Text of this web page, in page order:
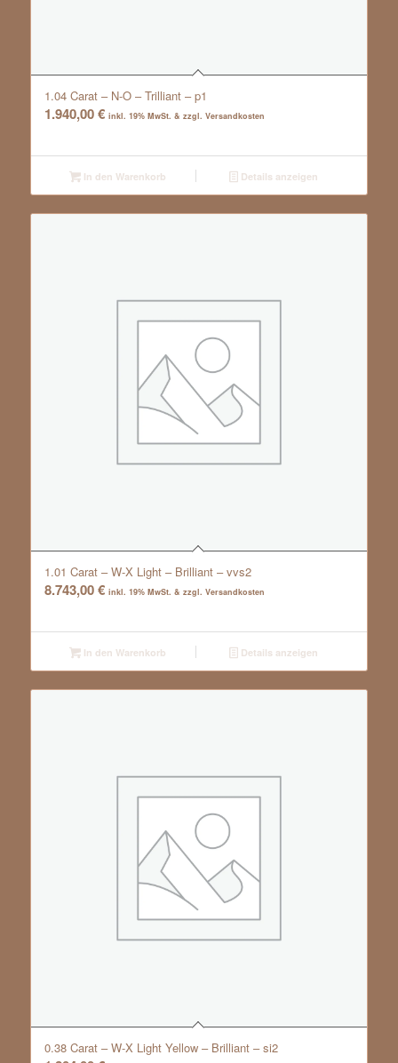
1.04 Carat – N-O – Trilliant – p1
1.940,00€ inkl. 19% MwSt. & zzgl. Versandkosten
In den Warenkorb Details anzeigen
1.01 Carat – W-X Light – Brilliant – vvs2
8.743,00€ inkl. 19% MwSt. & zzgl. Versandkosten
In den Warenkorb Details anzeigen
0.38 Carat – W-X Light Yellow – Brilliant – si2